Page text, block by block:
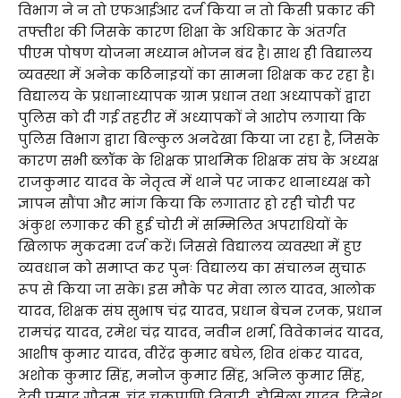
विभाग ने न तो एफआईआर दर्ज किया न तो किसी प्रकार की
तफ्तीश की जिसके कारण शिक्षा के अधिकार के अंतर्गत
पीएम पोषण योजना मध्यान भोजन बंद है। साथ ही विद्यालय
व्यवस्था में अनेक कठिनाइयों का सामना शिक्षक कर रहा है।
विद्यालय के प्रधानाध्यापक ग्राम प्रधान तथा अध्यापकों द्वारा
पुलिस को दी गई तहरीर में अध्यापकों ने आरोप लगाया कि
पुलिस विभाग द्वारा बिल्कुल अनदेखा किया जा रहा है, जिसके
कारण सभी ब्लॉक के शिक्षक प्राथमिक शिक्षक संघ के अध्यक्ष
राजकुमार यादव के नेतृत्व में थाने पर जाकर थानाध्यक्ष को
ज्ञापन सौंपा और मांग किया कि लगातार हो रही चोरी पर
अंकुश लगाकर की हुई चोरी में सम्मिलित अपराधियों के
खिलाफ मुकदमा दर्ज करें। जिससे विद्यालय व्यवस्था में हुए
व्यवधान को समाप्त कर पुनः विद्यालय का संचालन सुचारू
रूप से किया जा सके। इस मौके पर मेवा लाल यादव, आलोक
यादव, शिक्षक संघ सुभाष चंद्र यादव, प्रधान बेचन रजक, प्रधान
रामचंद्र यादव, रमेश चंद्र यादव, नवीन शर्मा, विवेकानंद यादव,
आशीष कुमार यादव, वीरेंद्र कुमार बघेल, शिव शंकर यादव,
अशोक कुमार सिंह, मनोज कुमार सिंह, अनिल कुमार सिंह,